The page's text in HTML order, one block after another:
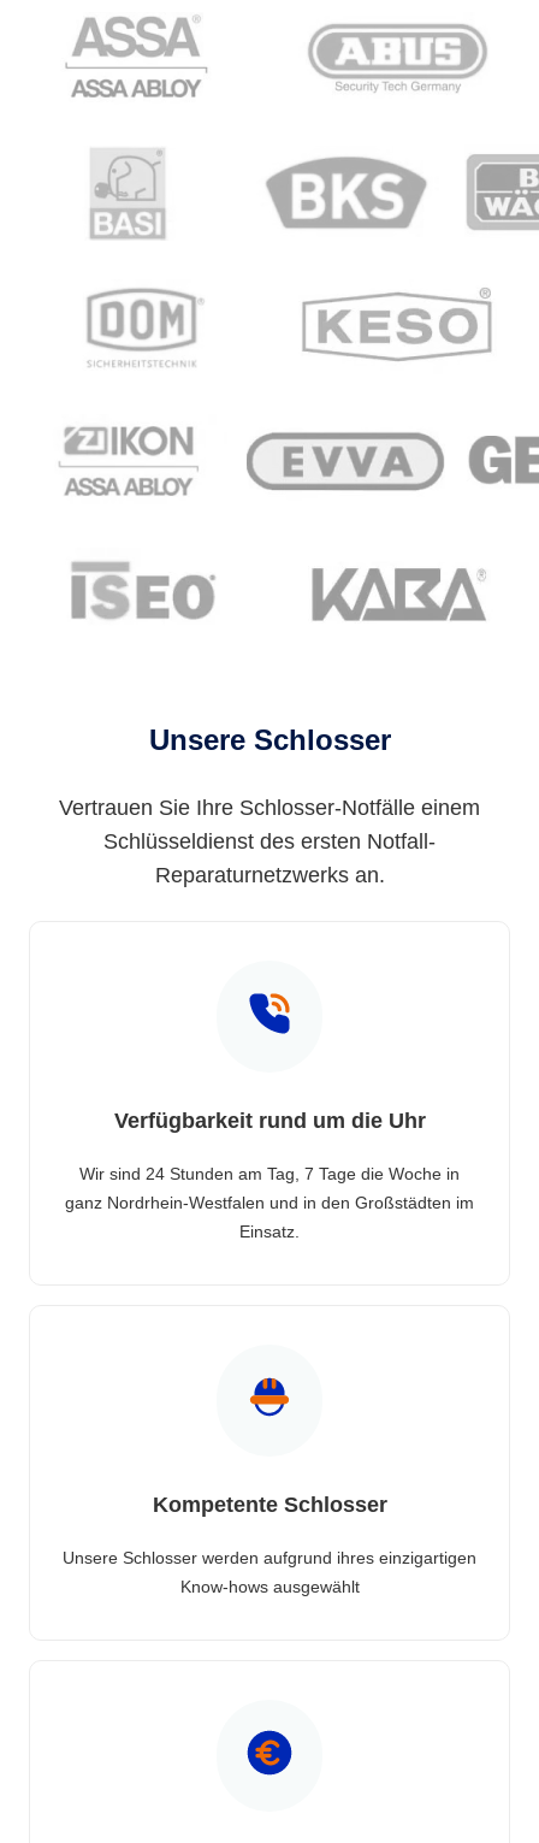
Unsere Schlosser
Vertrauen Sie Ihre Schlosser-Notfälle einem
Schlüsseldienst des ersten Notfall-
Reparaturnetzwerks an.
Verfügbarkeit rund um die Uhr
Wir sind 24 Stunden am Tag, 7 Tage die Woche in
ganz Nordrhein-Westfalen und in den Großstädten im
Einsatz.
Kompetente Schlosser
Unsere Schlosser werden aufgrund ihres einzigartigen
Know-hows ausgewählt